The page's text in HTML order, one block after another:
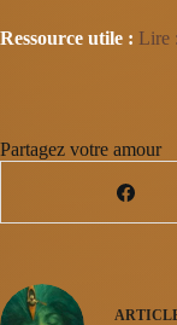
Ressource utile : Lire
Partagez votre amour